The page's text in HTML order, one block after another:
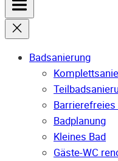
Badsanierung
Barrierefreies
Badplanung
Kleines Bad
Gäste-WC